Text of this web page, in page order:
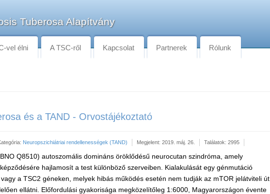
Tuberosa Alapítvány
vel élni A TSC-ről Kapcsolat Partnerek Rólunk
és a TAND - Orvostájékoztató
Neuropszichiátriai rendellenességek (TAND) Megjelent: 2019. máj. 26. Találatok: 2995
Q8510) autoszomális domináns öröklődésű neurocutan szindróma, amely
hajlamosít a test különböző szerveiben. Kialakulását egy génmutáció
a TSC2 géneken, melyek hibás működés esetén nem tudják az mTOR jelátviteli út
ellátni. Előfordulási gyakorisága megközelítőleg 1:6000, Magyarországon évente